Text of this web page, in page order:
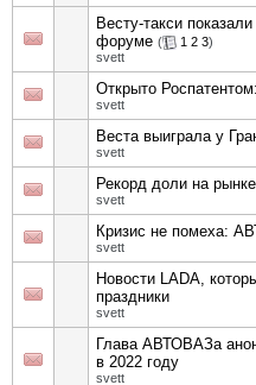
Весту-такси
форуме ( 1 2 3)
svett
Открыто
svett
Веста выиграла у
svett
Рекорд доли на
svett
Кризис не помеха:
svett
Новости LADA,
праздники
svett
Глава АВТОВАЗа
в 2022 году
svett